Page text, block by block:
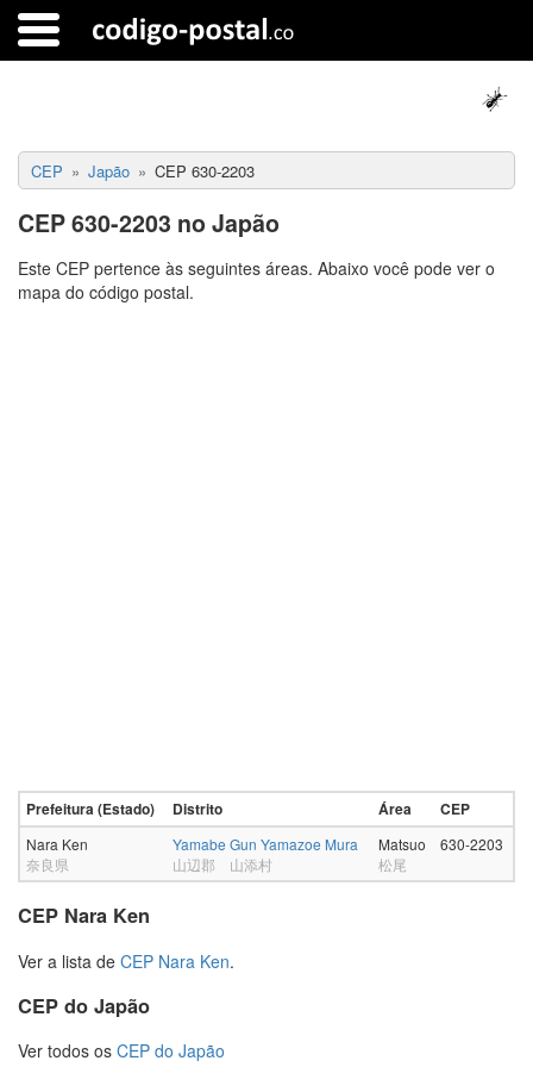
CEP Japão CEP 630-2203
CEP 630-2203 no Japão
Este CEP pertence às seguintes áreas. Abaixo você pode ver o
mapa do código postal.
Prefeitura (Estado) Distrito Área CEP
Nara Ken
奈良県
Yamabe Gun Yamazoe Mura
山辺郡 山添村
Matsuo
松尾
630-2203
CEP Nara Ken
Ver a lista de CEP Nara Ken.
CEP do Japão
Ver todos os CEP do Japão